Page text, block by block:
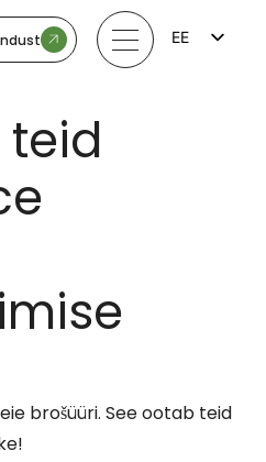
EE
brošüüri. See ootab teid